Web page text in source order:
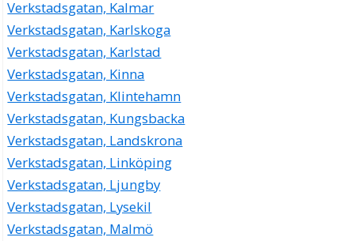
Verkstadsgatan, Kalmar
Verkstadsgatan, Karlskoga
Verkstadsgatan, Karlstad
Verkstadsgatan, Kinna
Verkstadsgatan, Klintehamn
Verkstadsgatan, Kungsbacka
Verkstadsgatan, Landskrona
Verkstadsgatan, Linköping
Verkstadsgatan, Ljungby
Verkstadsgatan, Lysekil
Verkstadsgatan, Malmö